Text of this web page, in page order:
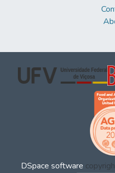
DSpace software